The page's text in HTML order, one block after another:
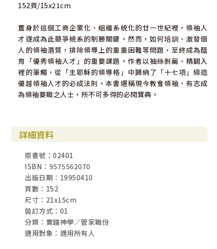
152頁/15x21cm
置身於這個工商企業化、組織系統化的廿一世紀裡，領袖人
才遂成為此競爭統系的制勝關鍵。然而，如何培訓、激發個
人的領袖潛質，排除領導上的重重困難等問題，至終成為醞
育「優秀領袖人才」的重要課題。作者以抽絲剝繭、精闢入
裡的筆觸，從「主耶穌的領導格」中歸納了「十七項」締造
優越領袖人才的必成法則。本書堪稱現今教會領袖、有志成
為領袖要職之人士，所不可多得的必閱寶典。
詳細資料
原書號：02401
ISBN：9575562070
出版日期：19950410
頁數：152
尺寸：21x15cm
裝訂方式：01
分類：實踐神學／管家職份
適用對象：適用所有人